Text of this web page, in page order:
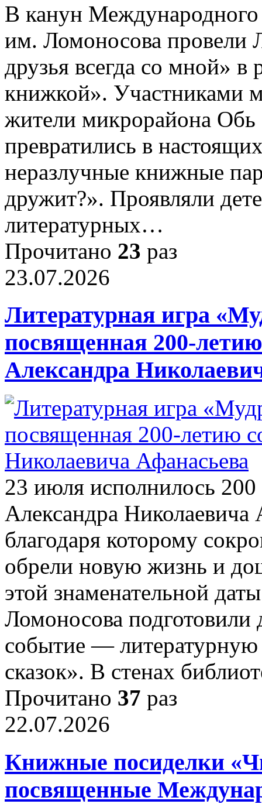
В канун
им. Ломоносова провели
друзья всегда со мной» в
книжкой». Участниками
жители микрорайона
превратились в
неразлучные книжные
дружит?». Проявляли
литературных…
Прочитано 23 раз
23.07.2026
Литературная игра
посвященная 200-
Александра
23 июля исполнилось
Александра
благодаря которому
обрели новую жизнь и
этой знаменательной
Ломоносова
событие —
сказок». В стенах
Прочитано 37 раз
22.07.2026
Книжные посиделки
посвященные